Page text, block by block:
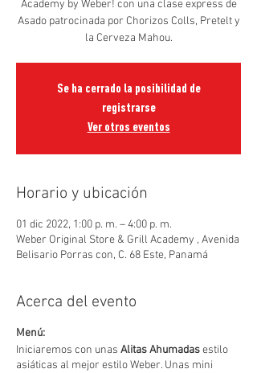
Academy by Weber! con una clase express de
Asado patrocinada por Chorizos Colls, Pretelt y
la Cerveza Mahou.
Se ha cerrado la posibilidad de
registrarse
Ver otros eventos
Horario y ubicación
01 dic 2022, 1:00 p. m. – 4:00 p. m.
Weber Original Store & Grill Academy , Avenida
Belisario Porras con, C. 68 Este, Panamá
Acerca del evento
Menú:
Iniciaremos con unas Alitas Ahumadasestilo
asiáticas al mejor estilo Weber. Unas mini